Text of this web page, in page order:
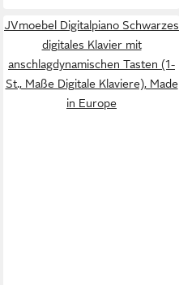
JVmoebel Digitalpiano Schwarzes
digitales Klavier mit
anschlagdynamischen Tasten (1-
St., Maße Digitale Klaviere), Made
in Europe